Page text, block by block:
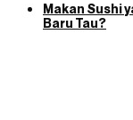
Makan Sushi
Baru Tau?